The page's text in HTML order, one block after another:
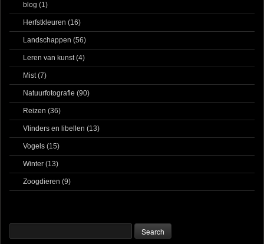
blog (1)
Herfstkleuren (16)
Landschappen (56)
Leren van kunst(4)
Mist(7)
Natuurfotografie (90)
Reizen (36)
Vlinders en libellen (13)
Vogels (15)
Winter (13)
Zoogdieren (9)